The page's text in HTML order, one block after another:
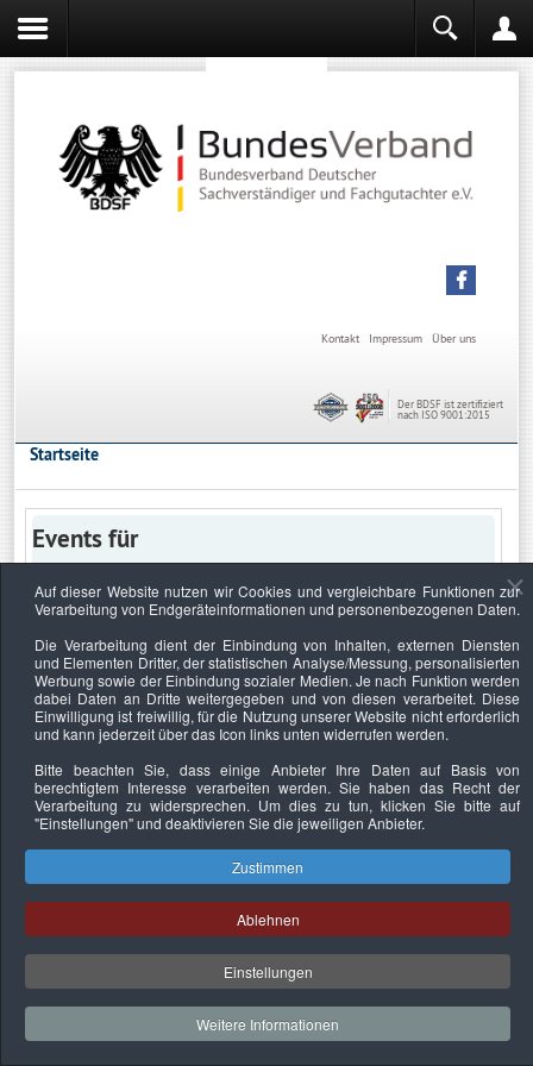
Über uns
Impressum
Kontakt
Der BDSF ist zertifiziert
nach ISO 9001:2015
Startseite
Events für
Keine Termine
Datenschutzerklärung Urheberrechtsnachweise Nachhaltigkeit
Copyright © 2026. Bundesverband Deutscher
Sachverständiger und Fachgutachter e.V..
Auf dieser Website nutzen wir Cookies und vergleichbare Funktionen zur
Verarbeitung von Endgeräteinformationen und personenbezogenen Daten.
Die Verarbeitung dient der Einbindung von Inhalten, externen Diensten
und Elementen Dritter, der statistischen Analyse/Messung, personalisierten
Werbung sowie der Einbindung sozialer Medien. Je nach Funktion werden
dabei Daten an Dritte weitergegeben und von diesen verarbeitet. Diese
Einwilligung ist freiwillig, für die Nutzung unserer Website nicht erforderlich
und kann jederzeit über das Icon links unten widerrufen werden.
Bitte beachten Sie, dass einige Anbieter Ihre Daten auf Basis von
berechtigtem Interesse verarbeiten werden. Sie haben das Recht der
Verarbeitung zu widersprechen. Um dies zu tun, klicken Sie bitte auf
"Einstellungen"und deaktivieren Sie die jeweiligen Anbieter.
Zustimmen
Ablehnen
Einstellungen
Weitere Informationen